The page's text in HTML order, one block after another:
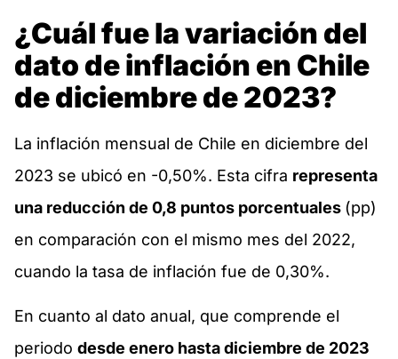
¿Cuál fue la variación del
dato deinflación en Chile
de diciembre de 2023?
La inflación mensual de Chile en diciembre del
2023 se ubicó en -0,50%. Esta cifra representa
una reducción de 0,8 puntos porcentuales (pp)
en comparación con el mismo mes del 2022,
cuando la tasa de inflación fue de 0,30%.
En cuanto al dato anual, que comprende el
periodo desde enero hasta diciembre de 2023